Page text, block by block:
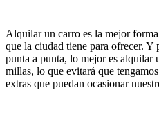
Alquilar un carro es la mejor
que la ciudad tiene para ofrecer.
punta a punta, lo mejor es alquilar
millas, lo que evitará que
extras que puedan ocasionar